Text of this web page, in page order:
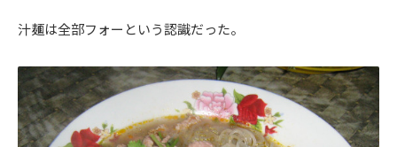
汁麺は全部フォーという認識だった。